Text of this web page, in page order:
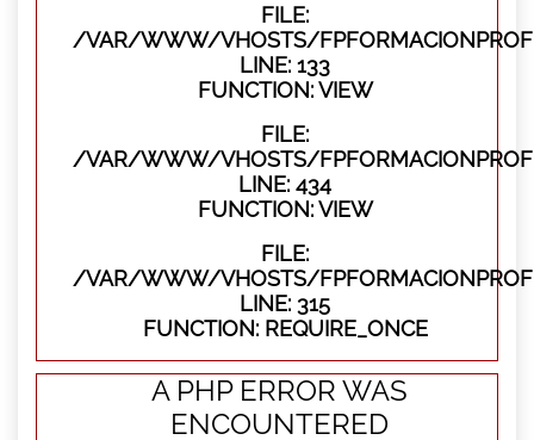
FILE:
/VAR/WWW/VHOSTS/
LINE: 133
FUNCTION: VIEW
FILE:
/VAR/WWW/VHOSTS/
LINE: 434
FUNCTION: VIEW
FILE:
/VAR/WWW/VHOSTS/
LINE: 315
FUNCTION: REQUIRE_ONCE
A PHP ERROR WAS
ENCOUNTERED